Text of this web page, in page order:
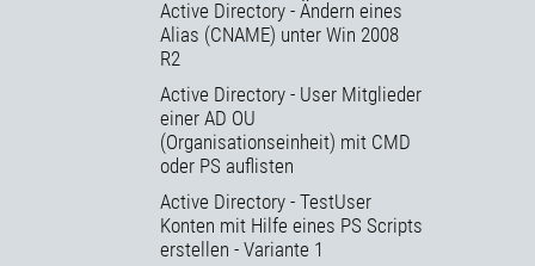
Active Directory - Ändern eines
Alias (CNAME) unter Win 2008
R2
Active Directory - User Mitglieder
einer AD OU
(Organisationseinheit) mit CMD
oder PS auflisten
Active Directory - TestUser
Konten mit Hilfe eines PS Scripts
erstellen - Variante 1